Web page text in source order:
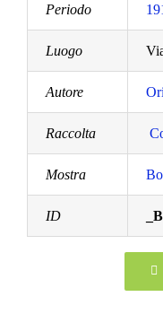
Periodo
Luogo
Autore
Raccolta
Mostra
ID